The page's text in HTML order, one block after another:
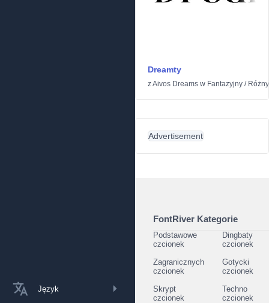
Język
Dreamty
zAivos Dreams w Fantazyjny / Różny
Advertisement
FontRiver Kategorie
Podstawowe
czcionek
Dingbaty
czcionek
Zagranicznych
czcionek
Gotycki
czcionek
Skrypt
czcionek
Techno
czcionek